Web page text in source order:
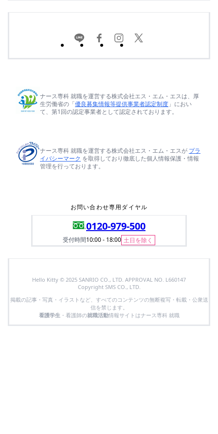
ナース専科 就職を運営する株式会社エス・エム・エスは、厚
生労働省の「優良募集情報等提供事業者認定制度 」におい
て、第1回の認定事業者として認定されております。
ナース専科 就職を運営する株式会社エス・エム・エスが プラ
イバシーマーク を取得しており徹底した個人情報保護・情報
管理を行っております。
お問い合わせ専用ダイヤル
0120-979-500
受付時間10:00 - 18:00 土日を除く
Hello Kitty © 2025 SANRIO CO., LTD. APPROVAL NO. L660147
Copyright SMS CO., LTD.
掲載の記事・写真・イラストなど、すべてのコンテンツの無断複写・転載・公衆送
信を禁じます。
看護学生 ・看護師の就職活動情報サイトはナース専科 就職